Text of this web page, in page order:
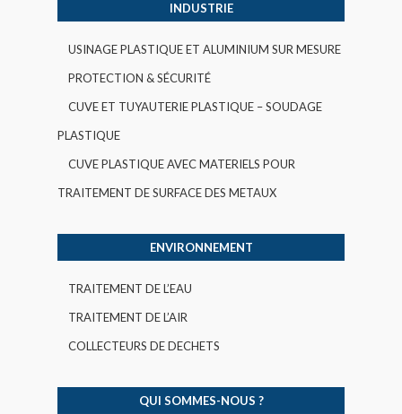
INDUSTRIE
USINAGE PLASTIQUE ET ALUMINIUM SUR MESURE
PROTECTION & SÉCURITÉ
CUVE ET TUYAUTERIE PLASTIQUE – SOUDAGE
PLASTIQUE
CUVE PLASTIQUE AVEC MATERIELS POUR
TRAITEMENT DE SURFACE DES METAUX
ENVIRONNEMENT
TRAITEMENT DE L’EAU
TRAITEMENT DE L’AIR
COLLECTEURS DE DECHETS
QUI SOMMES-NOUS ?